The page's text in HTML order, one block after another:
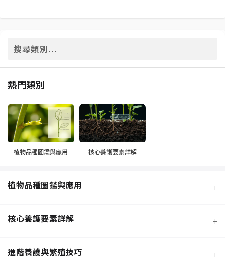
熱門類別
植物品種圖鑑與應用 核心養護要素詳解
植物品種圖鑑與應用 +
核心養護要素詳解 +
進階養護與繁殖技巧 +